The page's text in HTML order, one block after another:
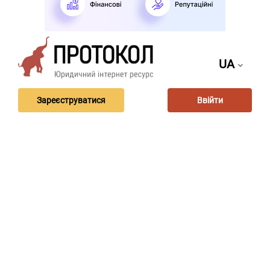
UA
Зареєструватися Ввійти